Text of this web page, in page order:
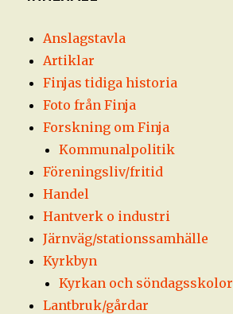
Anslagstavla
Artiklar
Finjas tidiga historia
Foto från Finja
Forskning om Finja
Kommunalpolitik
Föreningsliv/fritid
Handel
Hantverk o industri
Järnväg/stationssamhälle
Kyrkbyn
Kyrkan och söndagsskolor
Lantbruk/gårdar